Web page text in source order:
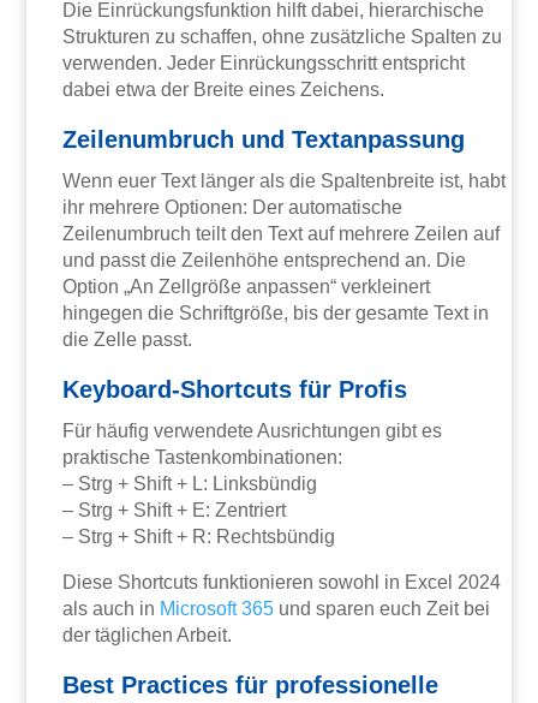
Die Einrückungsfunktion hilft dabei, hierarchische
Strukturen zu schaffen, ohne zusätzliche Spalten zu
verwenden. Jeder Einrückungsschritt entspricht
dabei etwa der Breite eines Zeichens.
Zeilenumbruch und Textanpassung
Wenn euer Text länger als die Spaltenbreite ist, habt
ihr mehrere Optionen: Der automatische
Zeilenumbruch teilt den Text auf mehrere Zeilen auf
und passt die Zeilenhöhe entsprechend an. Die
Option „An Zellgröße anpassen“ verkleinert
hingegen die Schriftgröße, bis der gesamte Text in
die Zelle passt.
Keyboard-Shortcuts für Profis
Für häufig verwendete Ausrichtungen gibt es
praktische Tastenkombinationen:
– Strg + Shift + L: Linksbündig
– Strg + Shift + E: Zentriert
– Strg + Shift + R: Rechtsbündig
Diese Shortcuts funktionieren sowohl in Excel 2024
als auch in Microsoft 365 und sparen euch Zeit bei
der täglichen Arbeit.
Best Practices für professionelle